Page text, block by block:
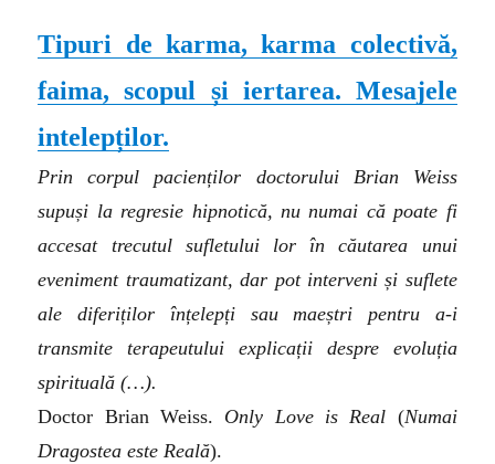
Tipuri de karma, karma colectivă,
faima, scopul și iertarea. Mesajele
intelepților.
Prin corpul pacienților doctorului Brian Weiss
supuși la regresie hipnotică, nu numai că poate fi
accesat trecutul sufletului lor în căutarea unui
eveniment traumatizant, dar pot interveni și suflete
ale diferiților înțelepți sau maeștri pentru a-i
transmite terapeutului explicații despre evoluția
spirituală (…).
Doctor Brian Weiss. Only Love is Real (Numai
Dragostea este Reală).